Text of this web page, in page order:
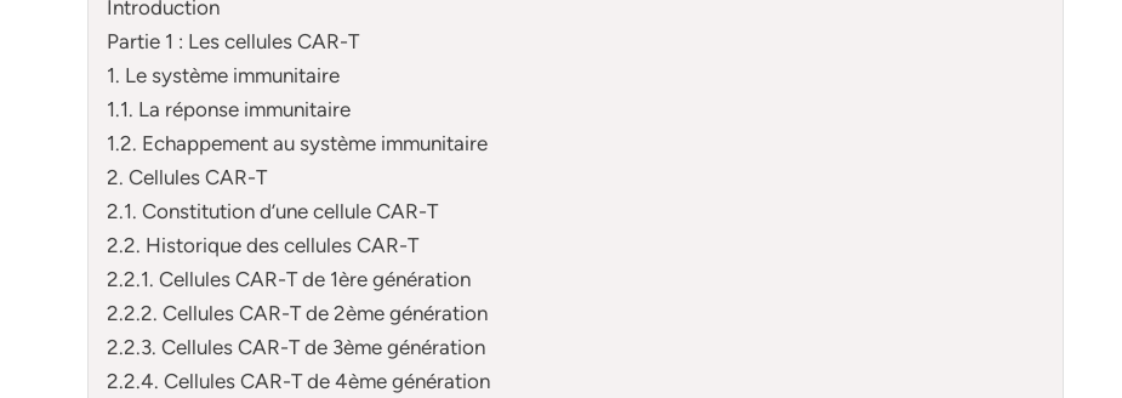
Introduction
Partie 1 : Les cellules CAR-T
1. Le système immunitaire
1.1. La réponse immunitaire
1.2. Echappement au système immunitaire
2. Cellules CAR-T
2.1. Constitution d’une cellule CAR-T
2.2. Historique des cellules CAR-T
2.2.1. Cellules CAR-T de 1ère génération
2.2.2. Cellules CAR-T de 2ème génération
2.2.3. Cellules CAR-T de 3ème génération
2.2.4. Cellules CAR-T de 4ème génération